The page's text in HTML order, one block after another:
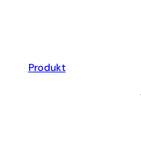
Produkt